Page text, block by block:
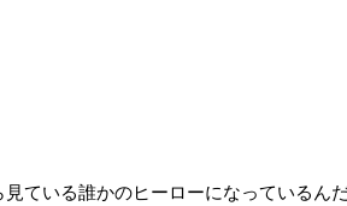
ている誰かのヒーローになっているん